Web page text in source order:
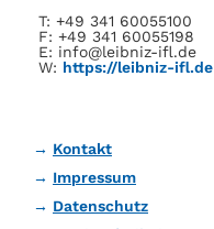
T: +49 341 60055100
F: +49 341 60055198
E: info@leibniz-ifl.de
W: https://leibniz-ifl.de
Kontakt
Impressum
Datenschutz